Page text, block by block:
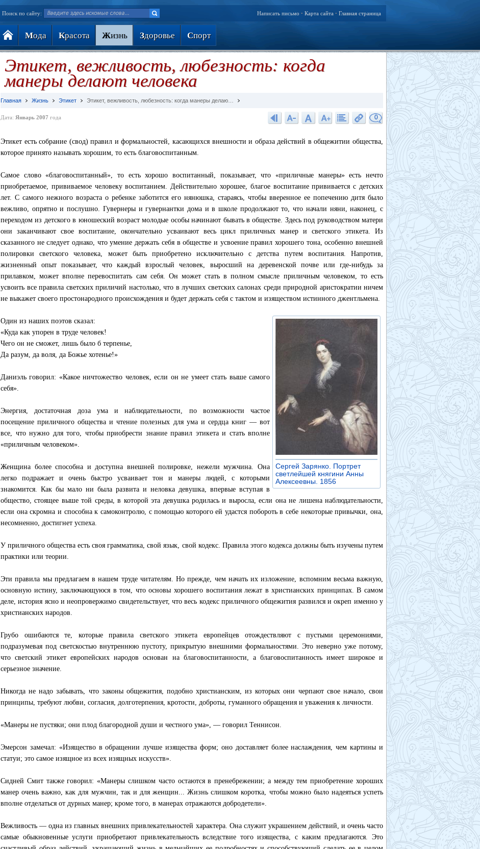
Поиск по сайту: Написать письмо • Карта сайта • Главная страница
Мода Красота Жизнь Здоровье Спорт
Этикет, вежливость, любезность: когда
манеры делают человека
Главная Жизнь Этикет Этикет, вежливость, любезность: когда манеры делаю…
Дата: Январь 2007 года 0
Этикет есть собрание (свод) правил и формальностей, касающихся внешности и образа действий в общежитии общества,
которое принято называть хорошим, то есть благовоспитанным.
Самое слово «благовоспитанный», то есть хорошо воспитанный, показывает, что «приличные манеры» есть нечто
приобретаемое, прививаемое человеку воспитанием. Действительно хорошее, благое воспитание прививается с детских
лет. С самого нежного возраста о ребенке заботится его нянюшка, стараясь, чтобы вверенное ее попечению дитя было
вежливо, опрятно и послушно. Гувернеры и гувернантки дома и в школе продолжают то, что начали няни, наконец, с
переходом из детского в юношеский возраст молодые особы начинают бывать в обществе. Здесь под руководством матери
они заканчивают свое воспитание, окончательно усваивают весь цикл приличных манер и светского этикета. Из
сказанного не следует однако, что умение держать себя в обществе и усвоение правил хорошего тона, особенно внешней
полировки светского человека, может быть приобретено исключительно с детства путем воспитания. Напротив,
жизненный опыт показывает, что каждый взрослый человек, выросший на деревенской почве или где-нибудь за
прилавком, может вполне перевоспитать сам себя. Он может стать в полном смысле приличным человеком, то есть
усвоить все правила светских приличий настолько, что в лучших светских салонах среди природной аристократии ничем
не выкажет своего простонародного происхождения и будет держать себя с тактом и изяществом истинного джентльмена.
Сергей Зарянко. Портрет
светлейшей княгини Анны
Алексеевны. 1856
Один из наших поэтов сказал:
«Куда как упорен в труде человек!
Чего он не сможет, лишь было б терпенье,
Да разум, да воля, да Божье хотенье!»
Даниэль говорил: «Какое ничтожество человек, если он не умеет стать выше самого
себя».
Энергия, достаточная доза ума и наблюдательности, по возможности частое
посещение приличного общества и чтение полезных для ума и сердца книг — вот
все, что нужно для того, чтобы приобрести знание правил этикета и стать вполне
«приличным человеком».
Женщина более способна и доступна внешней полировке, нежели мужчина. Она
легко подражает и очень быстро усваивает тон и манеры людей, с которыми
знакомится. Как бы мало ни была развита и неловка девушка, впервые вступая в
общество, стоящее выше той среды, в которой эта девушка родилась и выросла, если она не лишена наблюдательности,
если она скромна и способна к самоконтролю, с помощью которого ей удастся побороть в себе некоторые привычки, она,
несомненно, достигнет успеха.
У приличного общества есть своя грамматика, свой язык, свой кодекс. Правила этого кодекса должны быть изучены путем
практики или теории.
Эти правила мы предлагаем в нашем труде читателям. Но прежде, чем начать их изложение, вспомним весьма важную,
основную истину, заключающуюся в том, что основы хорошего воспитания лежат в христианских принципах. В самом
деле, история ясно и неопровержимо свидетельствует, что весь кодекс приличного общежития развился и окреп именно у
христианских народов.
Грубо ошибаются те, которые правила светского этикета европейцев отождествляют с пустыми церемониями,
подразумевая под светскостью внутреннюю пустоту, прикрытую внешними формальностями. Это неверно уже потому,
что светский этикет европейских народов основан на благовоспитанности, а благовоспитанность имеет широкое и
серьезное значение.
Никогда не надо забывать, что законы общежития, подобно христианским, из которых они черпают свое начало, свои
принципы, требуют любви, согласия, долготерпения, кротости, доброты, гуманного обращения и уважения к личности.
«Манеры не пустяки; они плод благородной души и честного ума», — говорил Теннисон.
Эмерсон замечал: «Изящество в обращении лучше изящества форм; оно доставляет более наслаждения, чем картины и
статуи; это самое изящное из всех изящных искусств».
Сидней Смит также говорил: «Манеры слишком часто остаются в пренебрежении; а между тем приобретение хороших
манер очень важно, как для мужчин, так и для женщин... Жизнь слишком коротка, чтобы можно было надеяться успеть
вполне отделаться от дурных манер; кроме того, в манерах отражаются добродетели».
Вежливость — одна из главных внешних привлекательностей характера. Она служит украшением действий, и очень часто
самые обыкновенные услуги приобретают привлекательность вследствие того изящества, с каким предлагаются. Это